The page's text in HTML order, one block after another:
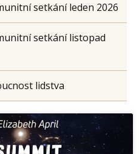
setkání leden 2026
setkání listopad
lidstva